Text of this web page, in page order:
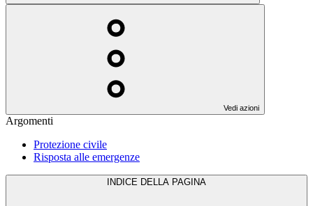
Vedi azioni
Argomenti
Protezione civile
Risposta alle emergenze
INDICE DELLA PAGINA